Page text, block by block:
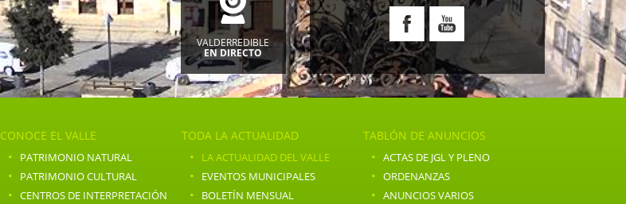
VALDERREDIBLE
EN DIRECTO
CONOCE EL VALLE
· PATRIMONIO NATURAL
· PATRIMONIO CULTURAL
· CENTROS DE INTERPRETACIÓN
TODA LA ACTUALIDAD
· LA ACTUALIDAD DEL VALLE
· EVENTOS MUNICIPALES
· BOLETÍN MENSUAL
TABLÓN DE ANUNCIOS
· ACTAS DE JGL Y PLENO
· ORDENANZAS
· ANUNCIOS VARIOS